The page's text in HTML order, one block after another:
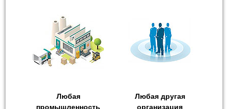
Любая
промышленность
Любая другая
организация